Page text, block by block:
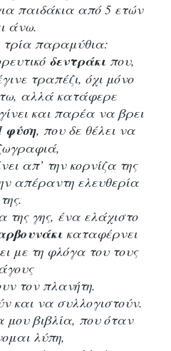
παιδάκια από 5 ετών
άνω.
τρία παραμύθια:
δεντράκι που,
τραπέζι, όχι μόνο
αλλά κατάφερε
και παρέα να βρει
φύση, που δε θέλει να
απ’ την κορνίζα της
απέραντη ελευθερία
της.
γης, ένα ελάχιστο
καταφέρνει
με τη φλόγα του τους
τον πλανήτη.
και να συλλογιστούν.
βιβλία, που όταν
λύπη,